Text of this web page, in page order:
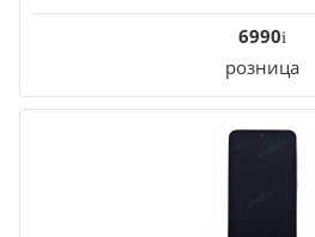
6990
розница
В корзину